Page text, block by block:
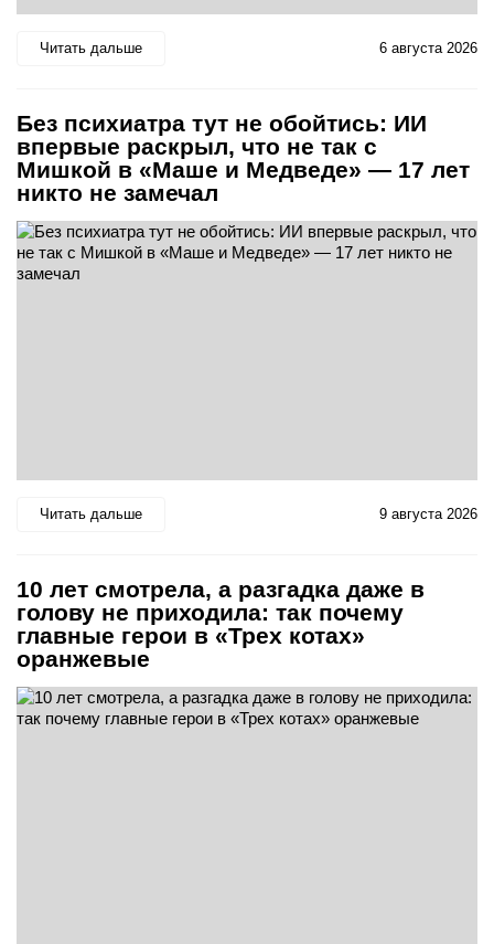
Читать дальше 6 августа 2026
Без психиатра тут не обойтись: ИИ
впервые раскрыл, что не так с
Мишкой в «Маше и Медведе» — 17 лет
никто не замечал
Читать дальше 9 августа 2026
10 лет смотрела, а разгадка даже в
голову не приходила: так почему
главные герои в «Трех котах»
оранжевые